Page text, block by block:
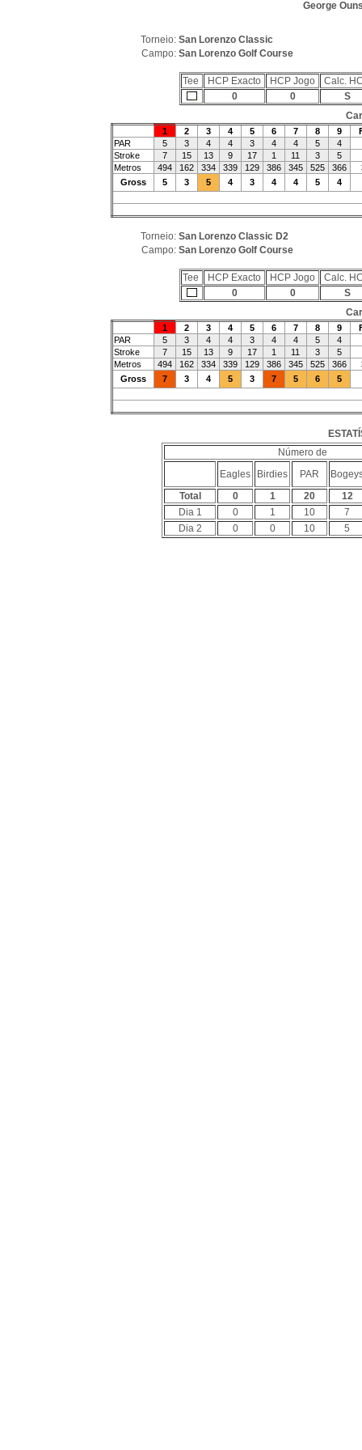
George
Torneio: San Lorenzo Classic
Campo: San Lorenzo Golf Course
Tee HCP Exacto HCP Jogo
Calc.
0
0
S
1 2 3 4 5 6 7 8 9
PAR
5 3 4 4 3 4 4 5
4
Stroke
7 15 13 9 17 1 11 3
5
Metros
494 162 334 339 129 386 345 525 366
Gross
5 3 5 4 3 4 4 5 4
Torneio: San Lorenzo Classic D2
Campo: San Lorenzo Golf Course
Tee HCP Exacto HCP Jogo
Calc.
0
0
S
1 2 3 4 5 6 7 8 9
PAR
5 3 4 4 3 4 4 5
4
Stroke
7 15 13 9 17 1 11 3
5
Metros
494 162 334 339 129 386 345 525 366
Gross
7 3 4 5 3 7 5 6 5
Número de
Eagles
Birdies PAR
Total
0 1 20
12
Dia 1
0 1 10
7
Dia 2
0 0 10 5